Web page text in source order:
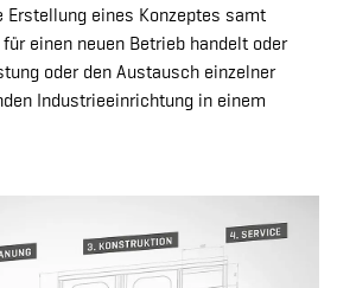
Erstellung eines Konzeptes samt
einen neuen Betrieb handelt oder
oder den Austausch einzelner
Industrieeinrichtung in einem